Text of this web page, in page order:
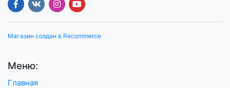
Магазин создан в Recommerce
Меню:
Главная